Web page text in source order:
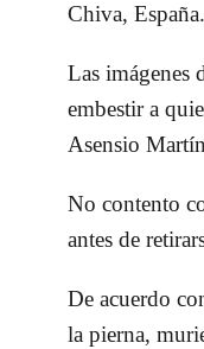
Chiva,España
Las imágenes
embestir a
Asensio
No contento
antes de
De acuerdo
la pierna,